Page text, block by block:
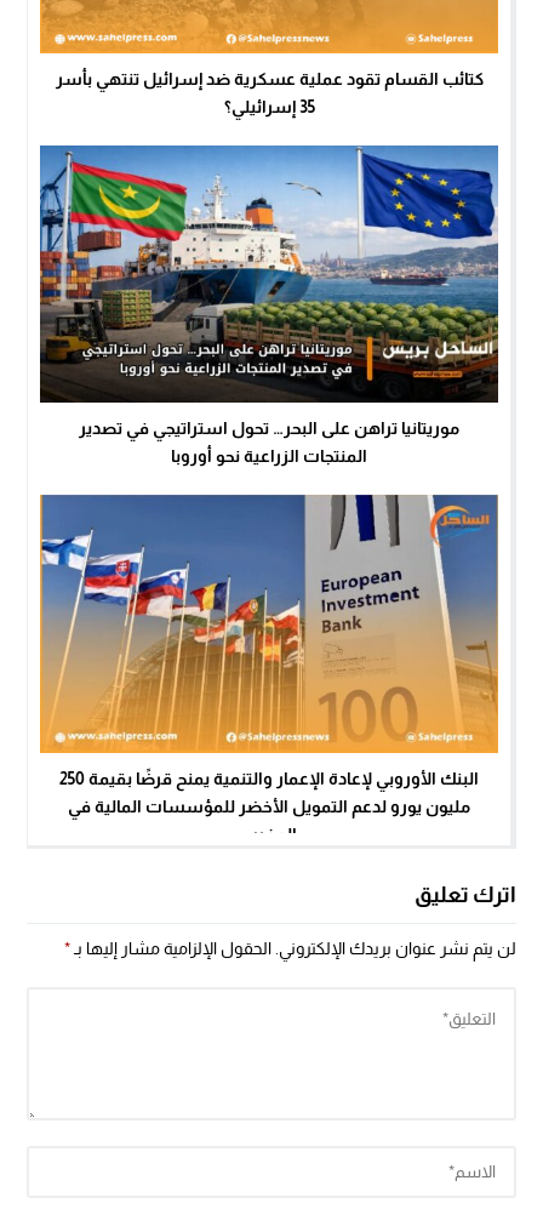
كتائب القسام تقود عملية عسكرية ضد إسرائيل تنتهي بأسر
35 إسرائيلي؟
موريتانيا تراهن على البحر… تحول استراتيجي في تصدير
المنتجات الزراعية نحو أوروبا
البنك الأوروبي لإعادة الإعمار والتنمية يمنح قرضًا بقيمة 250
مليون يورو لدعم التمويل الأخضر للمؤسسات المالية في
المغرب
اترك تعليق
لن يتم نشر عنوان بريدك الإلكتروني. الحقول الإلزامية مشار إليها بـ*